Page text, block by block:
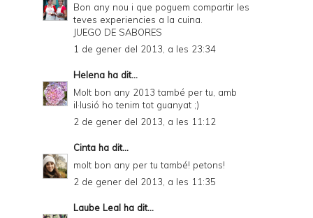
Bon any nou i que poguem compartir les
teves experiencies a la cuina.
JUEGO DE SABORES
1 de gener del 2013, a les 23:34
Helena ha dit...
Molt bon any 2013 també per tu, amb
il·lusió ho tenim tot guanyat ;)
2 de gener del 2013, a les 11:12
Cinta ha dit...
molt bon any per tu també! petons!
2 de gener del 2013, a les 11:35
Laube Leal ha dit...